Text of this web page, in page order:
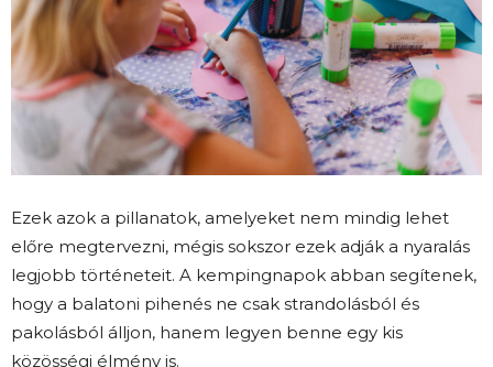
Ezek azok a pillanatok, amelyeket nem mindig lehet
előre megtervezni, mégis sokszor ezek adják a nyaralás
legjobb történeteit. A kempingnapok abban segítenek,
hogy a balatoni pihenés ne csak strandolásból és
pakolásból álljon, hanem legyen benne egy kis
közösségi élmény is.